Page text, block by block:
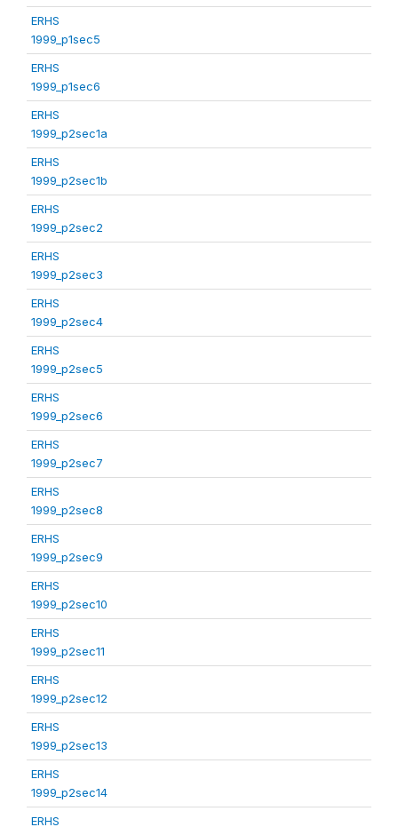
ERHS
1999_p1sec5
ERHS
1999_p1sec6
ERHS
1999_p2sec1a
ERHS
1999_p2sec1b
ERHS
1999_p2sec2
ERHS
1999_p2sec3
ERHS
1999_p2sec4
ERHS
1999_p2sec5
ERHS
1999_p2sec6
ERHS
1999_p2sec7
ERHS
1999_p2sec8
ERHS
1999_p2sec9
ERHS
1999_p2sec10
ERHS
1999_p2sec11
ERHS
1999_p2sec12
ERHS
1999_p2sec13
ERHS
1999_p2sec14
ERHS